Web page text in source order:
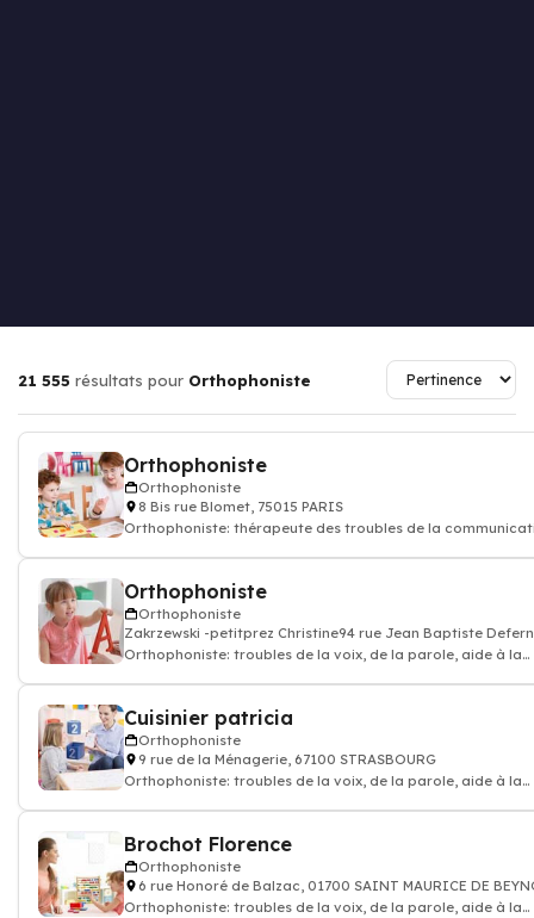
21 555 résultats pour Orthophoniste
Orthophoniste
Orthophoniste
8 Bis rue Blomet, 75015 PARIS
Orthophoniste: thérapeute des troubles de la
Orthophoniste
Orthophoniste
Zakrzewski -petitprez Christine94 rue Jean Baptiste
Orthophoniste: troubles de la voix, de la parole, aide à la
Cuisinier patricia
Orthophoniste
9 rue de la Ménagerie, 67100 STRASBOURG
Orthophoniste: troubles de la voix, de la parole, aide à la
Brochot Florence
Orthophoniste
6 rue Honoré de Balzac, 01700 SAINT MAURICE DE
Orthophoniste: troubles de la voix, de la parole, aide à la